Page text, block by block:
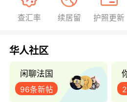
查汇率 续居留 护照更新
华人社区
闲聊法国
96条新帖